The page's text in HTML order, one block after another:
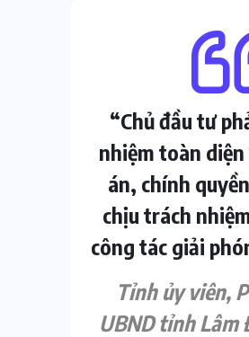
“Chủ đầu tư
nhiệm toàn
án, chính
chịu trách
công tác giải
Tỉnh ủy viên,
UBND tỉnh Lâm